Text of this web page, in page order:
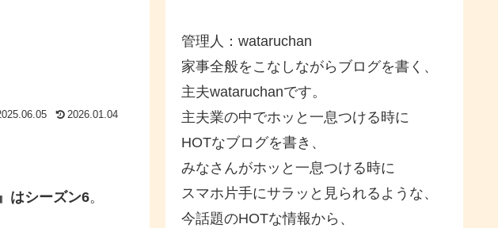
2026.01.04
はシーズン6。
管理人：wataruchan
家事全般をこなしながらブログを書く、
主夫wataruchanです。
主夫業の中でホッと一息つける時に
HOTなブログを書き、
みなさんがホッと一息つける時に
スマホ片手にサラッと見られるような、
今話題のHOTな情報から、